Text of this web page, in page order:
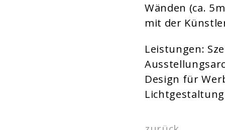
Wänden (ca.
mit der
Leistungen:
Design für